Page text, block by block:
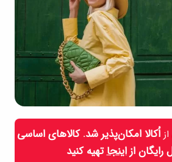
از اُکالا امکان‌پذیر شد. کالاهای اساسی
رایگان ازاینجاتهیه کنید